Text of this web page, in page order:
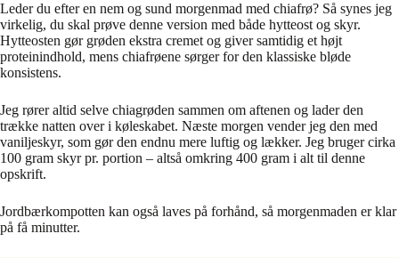
Leder du efter en nem og sund morgenmad med chiafrø? Så synes jeg
virkelig, du skal prøve denne version med både hytteost og skyr.
Hytteosten gør grøden ekstra cremet og giver samtidig et højt
proteinindhold, mens chiafrøene sørger for den klassiske bløde
konsistens.
Jeg rører altid selve chiagrøden sammen om aftenen og lader den
trække natten over i køleskabet. Næste morgen vender jeg den med
vaniljeskyr, som gør den endnu mere luftig og lækker. Jeg bruger cirka
100 gram skyr pr. portion – altså omkring 400 gram i alt til denne
opskrift.
Jordbærkompotten kan også laves på forhånd, så morgenmaden er klar
på få minutter.